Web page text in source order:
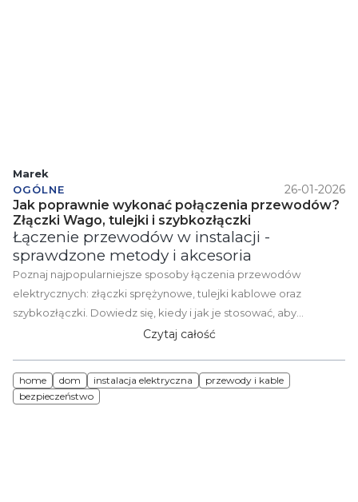
OGÓLNE 26-01-2026
Jak poprawnie wykonać połączenia przewodów?
Złączki Wago, tulejki i szybkozłączki
Łączenie przewodów w instalacji -
sprawdzone metody i akcesoria
Poznaj najpopularniejsze sposoby łączenia przewodów
elektrycznych: złączki sprężynowe, tulejki kablowe oraz
szybkozłączki. Dowiedz się, kiedy i jak je stosować, aby
połączenia były trwałe, bezpieczne i zgodne z zasadami
Czytaj całość
Marek
home dom instalacja elektryczna
przewody i kable
bezpieczeństwo